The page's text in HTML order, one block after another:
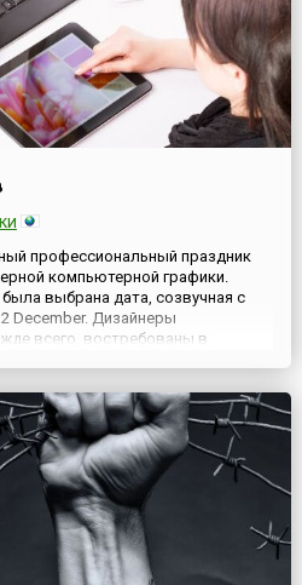
профессиональный праздник
компьютерной графики.
выбрана дата, созвучная с
December. Дизайнеры
всего, востребованы в